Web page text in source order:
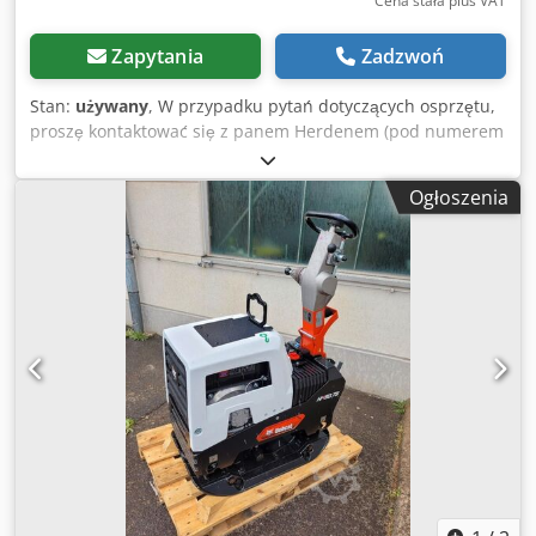
Zapytania Zadzwoń
Stan: używany, W przypadku pytań dotyczących osprzętu,
proszę kontaktować się z panem Herdenem (pod numerem
telefonu: …). Ammann Rammax RAV 1000-P – ubijarka
przystawna / w zestawie OilQuick OQ65 / w zestawie silnik
obrotowy / 18 – 40 ton / rok produkcji ok. 2007 – niestety,
tabliczka znamionowa nie jest już dostępna / dostępna w
magazynie i gotowa do natychmiastowej wysyłki. Cena: 12
890,00 EUR netto / 15 339,10 EUR brutto - Długość całkowita
(mm): 1226 - Szerokość całkowita (mm): 880 - Wymagana
ilość oleju do wibracji (l/min): 130 - Masa robocza (kg): 1365
- Częstotliwość (Hz): 30 - Siła uderzenia (kN): 110 - Zalecana
wielkość nośnika (ton): 18 - 40 Wyposażenie: - w zestawie
mocowanie OilQuick OQ65 - w zestawie silnik obrotowy W
naszym magazynie posiadamy bardzo szeroki wybór
różnych urządzeń przystawnych, które są dostępne od ręki!
Pan Herden (tel. …) z przyjemnością udzieli dodatkowych
informacji. Na życzenie przedstawimy również ofertę
Ogłoszenia